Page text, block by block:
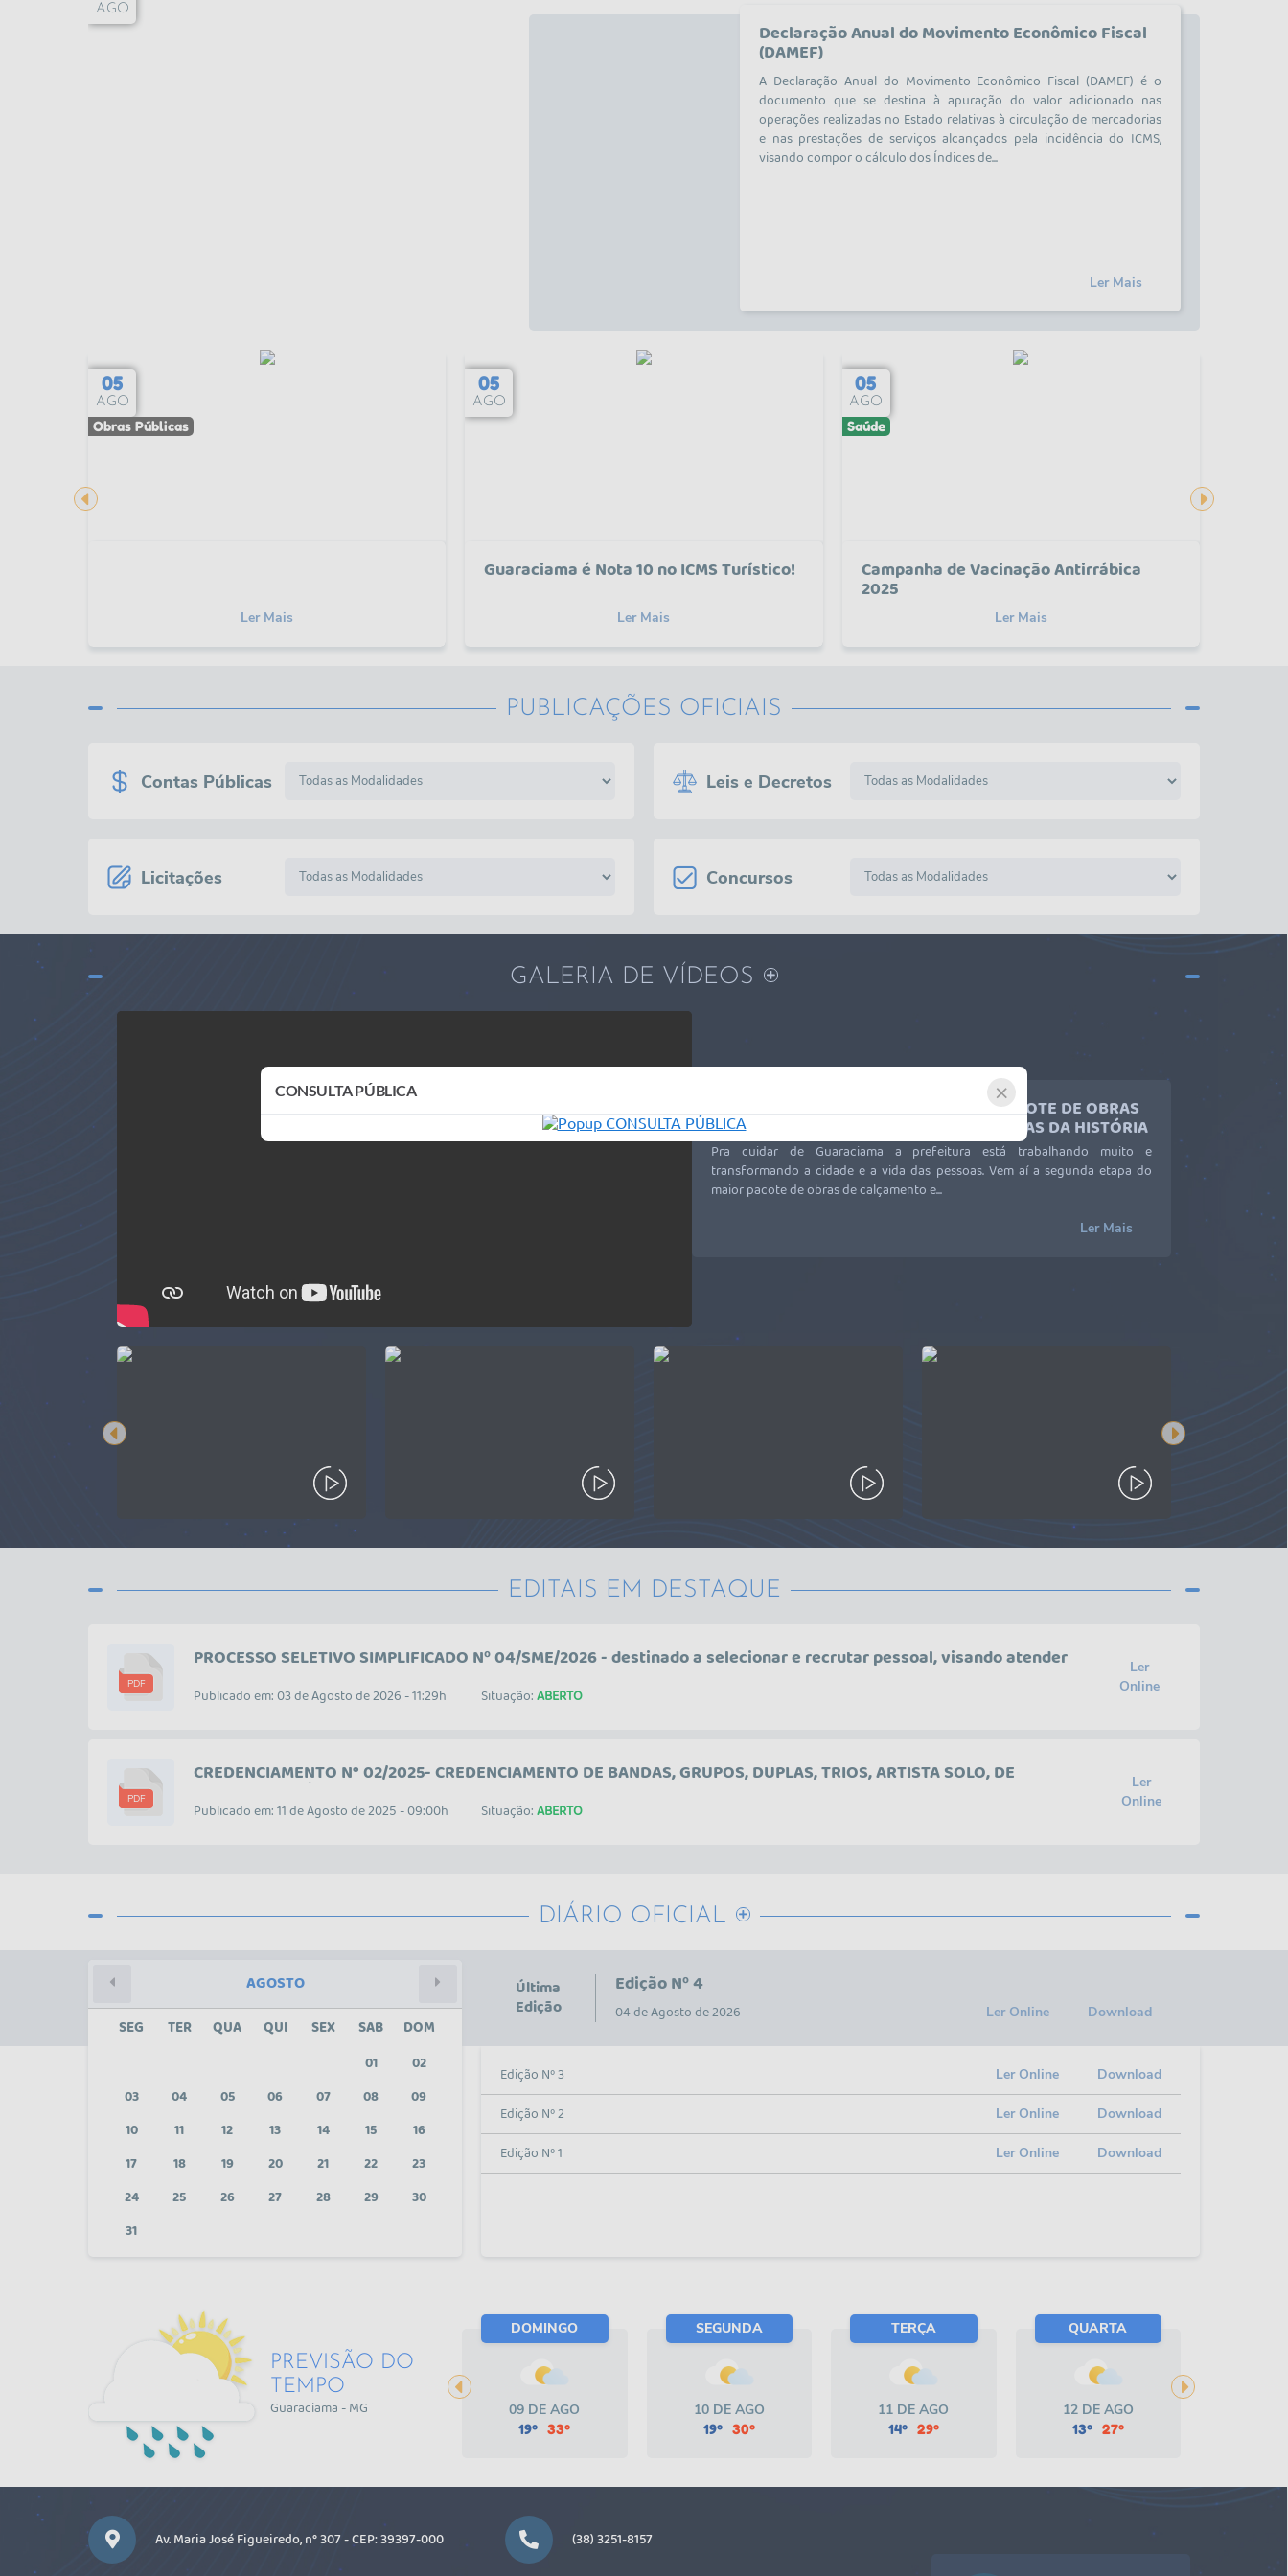
AGO
Declaração Anual do Movimento Econômico Fiscal
(DAMEF)
A Declaração Anual do Movimento Econômico Fiscal (DAMEF) é o
documento que se destina à apuração do valor adicionado nas
operações realizadas no Estado relativas à circulação de mercadorias
e nas prestações de serviços alcançados pela incidência do ICMS,
visando compor o cálculo dos Índices de...
Ler Mais
05
AGO
Obras Públicas
Ler Mais
05
AGO
Guaraciama é Nota 10 no ICMS Turístico!
Ler Mais
05
AGO
Saúde
Campanha de Vacinação Antirrábica
2025
Ler Mais
PUBLICAÇÕES OFICIAIS
Contas Públicas Leis e Decretos
Licitações Concursos
GALERIA DE VÍDEOS
VEM AÍ A SEGUNDA ETAPA DO MAIOR PACOTE DE OBRAS
DE CALÇAMENTO E RECAPEMENTO DE RUAS DA HISTÓRIA
DA C
Pra cuidar de Guaraciama a prefeitura está trabalhando muito e
transformando a cidade e a vida das pessoas. Vem aí a segunda etapa do
maior pacote de obras de calçamento e...
Ler Mais
EDITAIS EM DESTAQUE
PDF
PROCESSO SELETIVO SIMPLIFICADO Nº 04/SME/2026 - destinado a selecionar e recrutar pessoal, visando atender
Publicado em: 03 de Agosto de 2026 - 11:29h Situação:ABERTO
Ler
Online
PDF
CREDENCIAMENTO N° 02/2025- CREDENCIAMENTO DE BANDAS, GRUPOS, DUPLAS, TRIOS, ARTISTA SOLO, DE
Publicado em: 11 de Agosto de 2025 - 09:00h Situação:ABERTO
Ler
Online
DIÁRIO OFICIAL
AGOSTO
SEG TER QUA QUI SEX SAB DOM
01
02
03
04 05 06 07 08
09
10
11 12 13 14 15
16
17
18 19 20 21 22
23
24
25 26 27 28 29
30
31
Última
Edição
Edição Nº 4
04 de Agosto de 2026 Ler Online Download
Edição Nº 3 Ler Online Download
Edição Nº 2 Ler Online Download
Edição Nº 1 Ler Online Download
PREVISÃO DO
TEMPO
Guaraciama - MG
DOMINGO
09 DE AGO
19º 33º
SEGUNDA
10 DE AGO
19º 30º
TERÇA
11 DE AGO
14º 29º
QUARTA
12 DE AGO
13º 27º
Av. Maria José Figueiredo, n° 307 - CEP: 39397-000 (38) 3251-8157
×
CONSULTA PÚBLICA